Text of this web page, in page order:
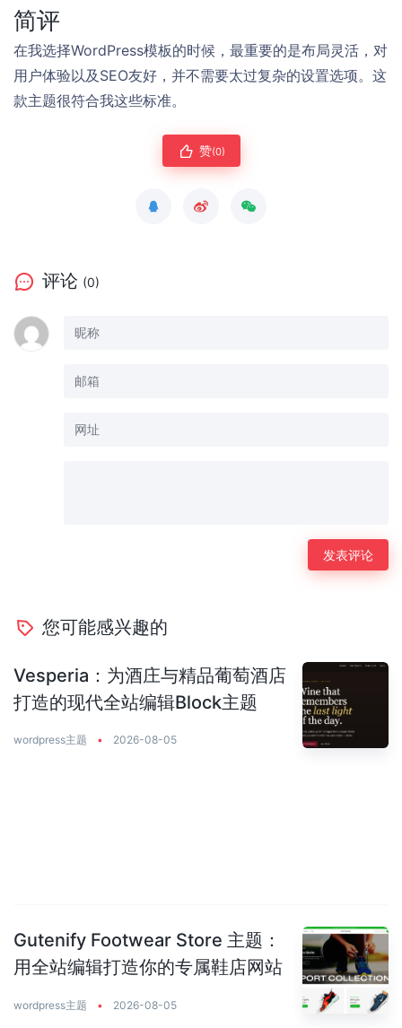
简评
在我选择WordPress模板的时候，最重要的是布局灵活，对
用户体验以及SEO友好，并不需要太过复杂的设置选项。这
款主题很符合我这些标准。
赞(0)
评论 (0)
您可能感兴趣的
Vesperia：为酒庄与精品葡萄酒店
打造的现代全站编辑Block主题
wordpress主题 • 2026-08-05
Gutenify Footwear Store 主题：
用全站编辑打造你的专属鞋店网站
wordpress主题 • 2026-08-05